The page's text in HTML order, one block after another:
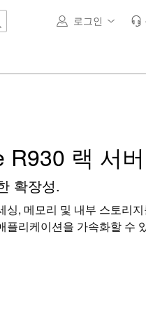
로그인
R930 랙 서버
확장성.
싱, 메모리 및 내부 스토리
플리케이션을 가속화할 수